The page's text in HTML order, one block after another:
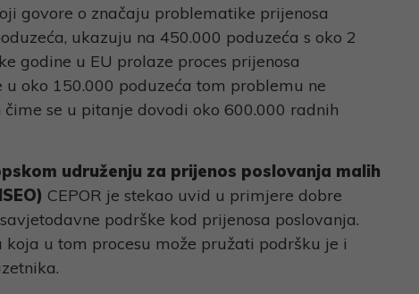
govore o značaju problematike prijenosa
ukazuju na 450.000 poduzeća s oko 2
godine u EU prolaze proces prijenosa
u oko 150.000 poduzeća tom problemu ne
se u pitanje dovodi oko 600.000 radnih
udruženju za prijenos poslovanja malih
CEPOR je stekao uvid u primjere dobre
podrške kod prijenosa poslovanja.
koja u tom procesu može pružati podršku je i